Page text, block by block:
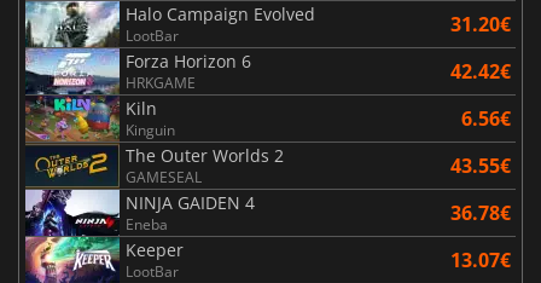
Halo Campaign Evolved
LootBar 31.20€
Forza Horizon 6
HRKGAME 42.42€
Kiln
Kinguin 6.56€
The Outer Worlds 2
GAMESEAL 43.55€
NINJA GAIDEN 4
Eneba 36.78€
Keeper
LootBar 13.07€